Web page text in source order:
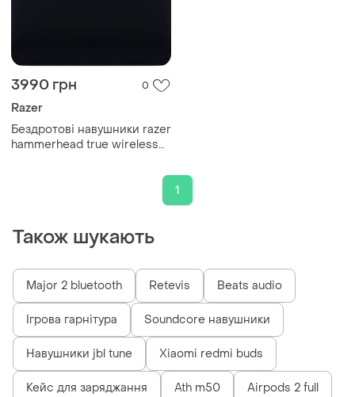
3990 грн 0
Razer
Бездротові навушники razer
hammerhead true wireless
1
Також шукають
Major 2 bluetooth Retevis Beats audio
Ігрова гарнітура Soundcore навушники
Навушники jbl tune Xiaomi redmi buds
Кейс для заряджання Ath m50 Airpods 2 full